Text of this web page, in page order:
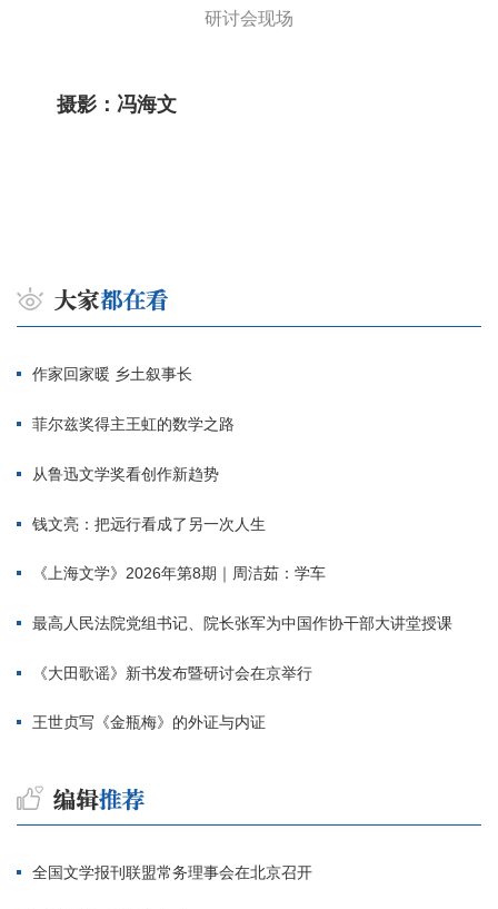
研讨会现场
摄影：冯海文
作家回家暖 乡土叙事长
菲尔兹奖得主王虹的数学之路
从鲁迅文学奖看创作新趋势
钱文亮：把远行看成了另一次人生
《上海文学》2026年第8期｜周洁茹：学车
最高人民法院党组书记、院长张军为中国作协干部大讲堂授课
《大田歌谣》新书发布暨研讨会在京举行
王世贞写《金瓶梅》的外证与内证
全国文学报刊联盟常务理事会在北京召开